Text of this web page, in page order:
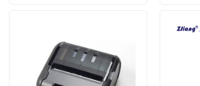
Impressoras térmicas da posição
impressora do recibo de 58mm